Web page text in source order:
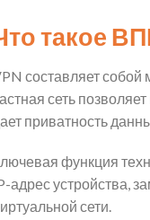
такое
составляет
сеть
приватность
функция
адрес устройства,
сети.